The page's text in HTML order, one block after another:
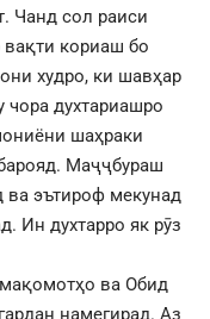
Чанд сол раиси
кориаш бо
худро, ки шавҳар
чора духтариашро
шаҳраки
Маҷҷбураш
эътироф мекунад
Ин духтарро як рӯз
ва Обид
намегирад. Аз